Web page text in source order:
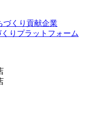
づくり貢献企業
りプラットフォーム